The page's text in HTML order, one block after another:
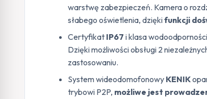
warstwę zabezpieczeń. Kamera o
słabego oświetlenia, dziękifunkcji
Certyfikat IP67 i klasa wodoodporności
Dzięki możliwości obsługi 2
zastosowaniu.
System wideodomofonowy KENIK
trybowi P2P, możliwe jest